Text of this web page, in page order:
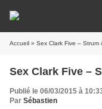
Accueil » Sex Clark Five ‎– Strum
Sex Clark Five ‎–
Publié le 06/03/2015 à
Par Sébastien